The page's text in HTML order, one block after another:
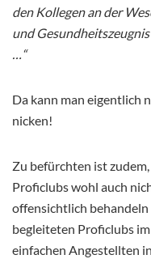
den Kollegen an der
und
…“
Da kann man eigentlich
nicken!
Zu befürchten ist
Proficlubs wohl auch
offensichtlich
begleiteten Proficlubs
einfachen Angestellten